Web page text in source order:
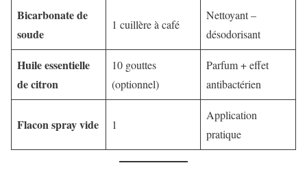
Bicarbonate de
soude
1 cuillère à café
Nettoyant –
désodorisant
Huile essentielle
de citron
10 gouttes
(optionnel)
Parfum + effet
antibactérien
Flacon spray vide 1
Application
pratique